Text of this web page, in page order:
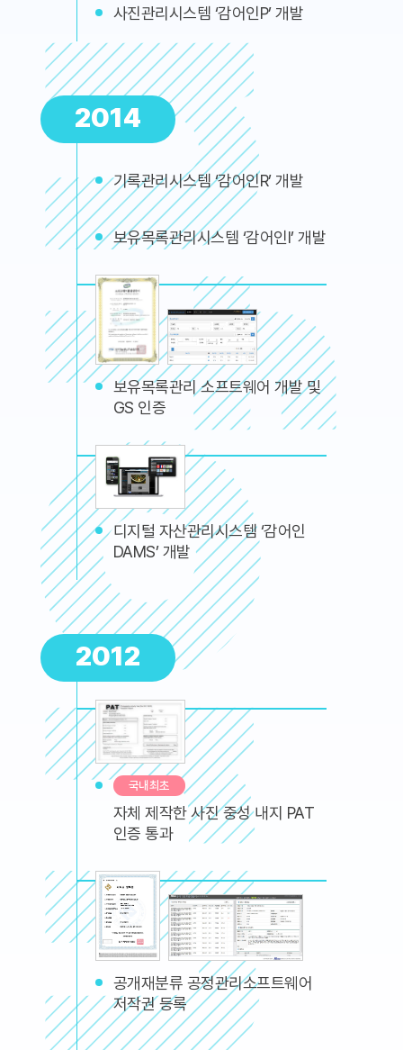
사진관리시스템 ‘감어인P’ 개발
2014
기록관리시스템 ‘감어인R’ 개발
보유목록관리시스템 ‘감어인I’ 개발
보유목록관리 소프트웨어 개발 및
GS 인증
디지털 자산관리시스템 ‘감어인
DAMS’ 개발
2012
국내최초
자체 제작한 사진 중성 내지 PAT
인증 통과
공개재분류 공정관리소프트웨어
저작권 등록